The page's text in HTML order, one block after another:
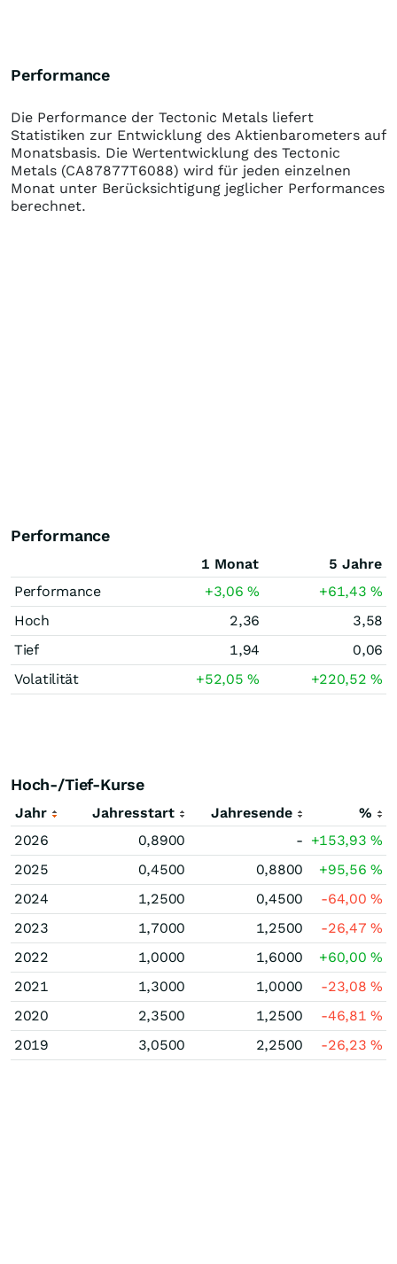
Performance
Die Performance der Tectonic Metals liefert
Statistiken zur Entwicklung des Aktienbarometers auf
Monatsbasis. Die Wertentwicklung des Tectonic
Metals (CA87877T6088) wird für jeden einzelnen
Monat unter Berücksichtigung jeglicher Performances
berechnet.
Performance
1 Monat
5 Jahre
Performance
+3,06% +61,43%
Hoch
2,36
3,58
Tief
1,94
0,06
Volatilität
+52,05% +220,52%
Hoch-/Tief-Kurse
Jahr Jahresstart Jahresende
%
2026
0,8900 - +153,93%
2025
0,4500 0,8800 +95,56%
2024
1,2500 0,4500 -64,00%
2023
1,7000 1,2500 -26,47%
2022
1,0000 1,6000 +60,00%
2021
1,3000 1,0000 -23,08%
2020
2,3500 1,2500 -46,81%
2019
3,0500 2,2500 -26,23%